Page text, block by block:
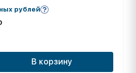
рублей
В корзину